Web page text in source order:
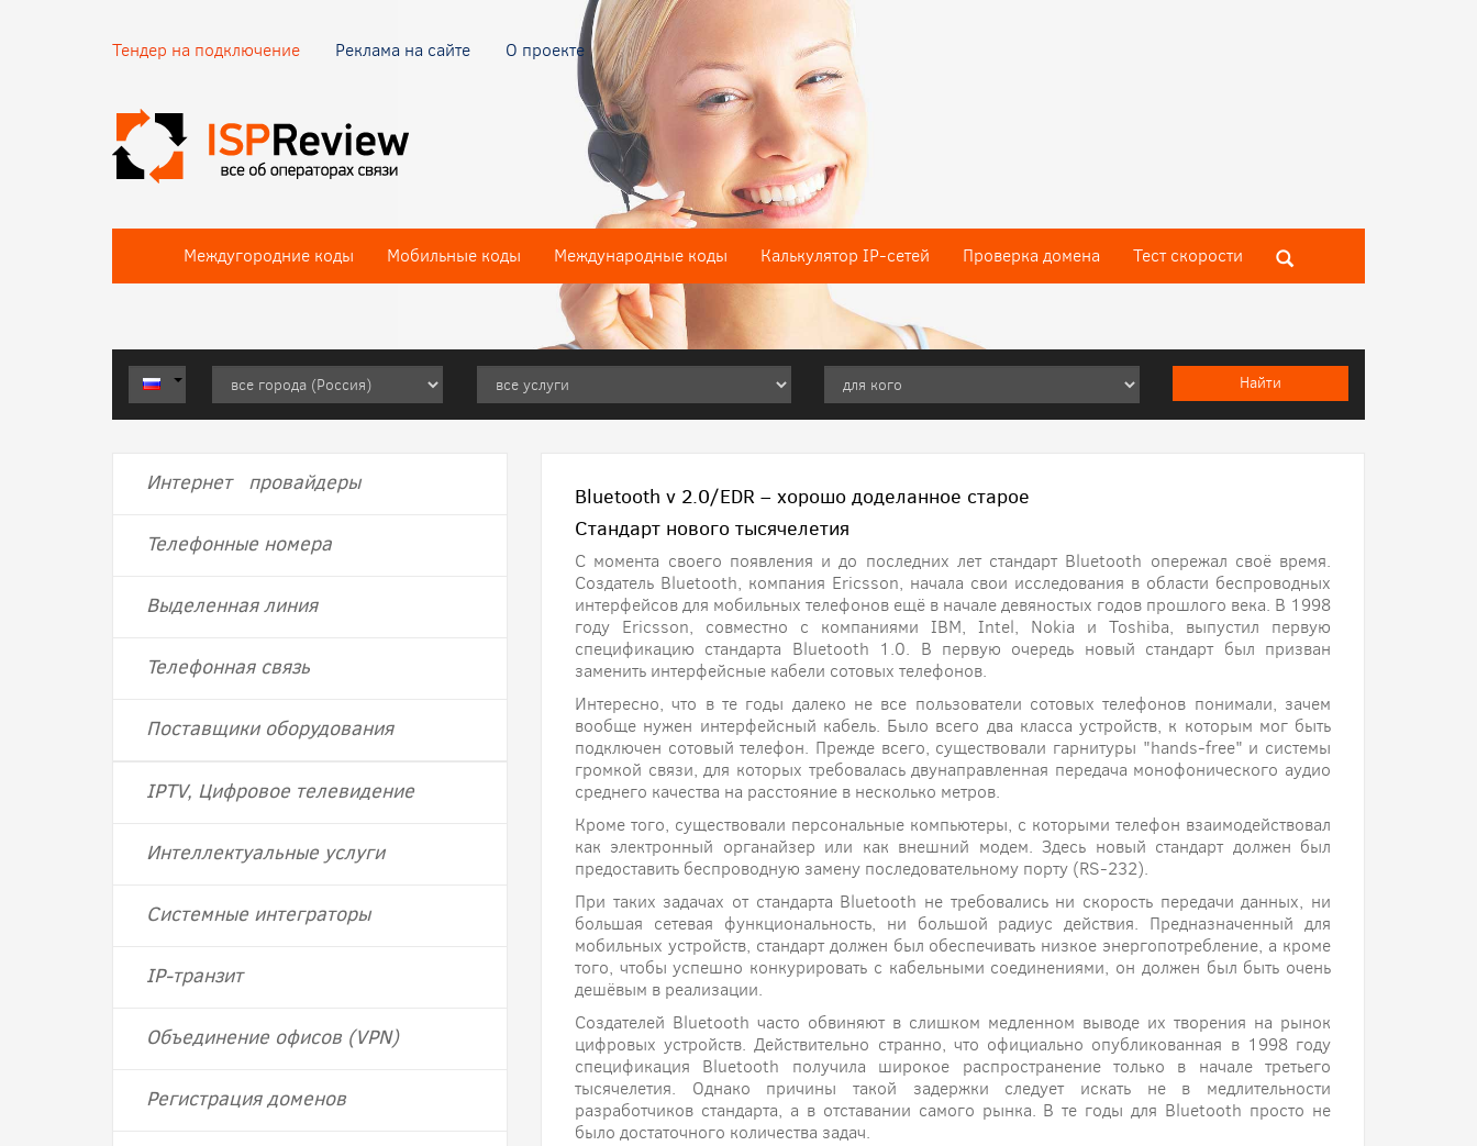
Тендер на подключение Реклама на сайте О проекте
Междугородние коды Мобильные коды Международные коды Калькулятор IP-сетей Проверка домена Тест скороcти
Bluetooth v 2.0/EDR – хорошо доделанное старое
Стандарт нового тысячелетия
C момента своего появления и до последних лет стандарт Bluetooth опережал своё время.
Создатель Bluetooth, компания Ericsson, начала свои исследования в области беспроводных
интерфейсов для мобильных телефонов ещё в начале девяностых годов прошлого века. В 1998
году Ericsson, совместно с компаниями IBM, Intel, Nokia и Toshiba, выпустил первую
спецификацию стандарта Bluetooth 1.0. В первую очередь новый стандарт был призван
заменить интерфейсные кабели сотовых телефонов.
Интересно, что в те годы далеко не все пользователи сотовых телефонов понимали, зачем
вообще нужен интерфейсный кабель. Было всего два класса устройств, к которым мог быть
подключен сотовый телефон. Прежде всего, существовали гарнитуры "hands-free" и системы
громкой связи, для которых требовалась двунаправленная передача монофонического аудио
среднего качества на расстояние в несколько метров.
Кроме того, существовали персональные компьютеры, с которыми телефон взаимодействовал
как электронный органайзер или как внешний модем. Здесь новый стандарт должен был
предоставить беспроводную замену последовательному порту (RS-232).
При таких задачах от стандарта Bluetooth не требовались ни скорость передачи данных, ни
большая сетевая функциональность, ни большой радиус действия. Предназначенный для
мобильных устройств, стандарт должен был обеспечивать низкое энергопотребление, а кроме
того, чтобы успешно конкурировать с кабельными соединениями, он должен был быть очень
дешёвым в реализации.
Создателей Bluetooth часто обвиняют в слишком медленном выводе их творения на рынок
цифровых устройств. Действительно странно, что официально опубликованная в 1998 году
спецификация Bluetooth получила широкое распространение только в начале третьего
тысячелетия. Однако причины такой задержки следует искать не в медлительности
разработчиков стандарта, а в отставании самого рынка. В те годы для Bluetooth просто не
было достаточного количества задач.
Интернет провайдеры
Телефонные номера
Выделенная линия
Телефонная связь
Поставщики оборудования
IPTV, Цифровое телевидение
Интеллектуальные услуги
Системные интеграторы
IP-транзит
Объединение офисов (VPN)
Регистрация доменов